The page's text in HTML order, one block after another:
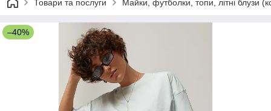
Товари та послуги Майки, футболки, топи, літні блузи
–40%